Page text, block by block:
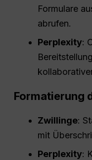
Formulare
abrufen.
Perplexity:
Formatierung
Zwillinge:
mit
Perplexity: